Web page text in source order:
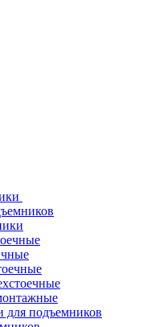
для подъемников